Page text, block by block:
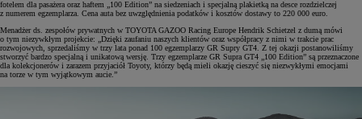
fotelem dla pasażera oraz haftem „100 Edition” na siedzeniach i specjalną plakietką na desce rozdzielczej
z numerem egzemplarza. Cena auta bez uwzględnienia podatków i kosztów dostawy to 220 000 euro.
Menadżer ds. zespołów prywatnych w TOYOTA GAZOO Racing Europe Hendrik Schietzel z dumą mówi
o tym niezywkłym projekcie: „Dzięki zaufaniu naszych klientów oraz współpracy z nimi w trakcie prac
rozwojowych, sprzedaliśmy w trzy lata ponad 100 egzemplarzy GR Supry GT4. Z tej okazji postanowiliśmy
stworzyć bardzo specjalną i unikatową wersję. Trzy egzemplarze GR Supra GT4 „100 Edition” są przeznaczone
dla kolekcjonerów i zarazem przyjaciół Toyoty, którzy będą mieli okazję cieszyć się niezwykłymi emocjami
na torze w tym wyjątkowym aucie.”